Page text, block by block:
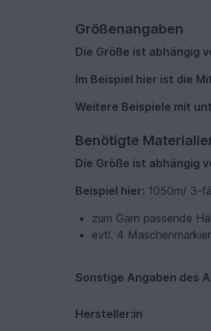
Größenangaben
Die Größe ist abhängig
Im Beispiel hier ist die
Weitere Beispiele mit
Benötigte
Die Größe ist abhängig
Beispiel hier: 1050m/ 3-
zum Garn passende
evtl. 4
Sonstige Angaben des
Hersteller:in